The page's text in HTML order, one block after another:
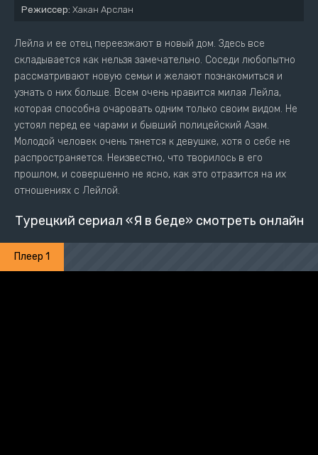
Режиссер: Хакан Арслан
Лейла и ее отец переезжают в новый дом. Здесь все
складывается как нельзя замечательно. Соседи любопытно
рассматривают новую семьи и желают познакомиться и
узнать о них больше. Всем очень нравится милая Лейла,
которая способна очаровать одним только своим видом. Не
устоял перед ее чарами и бывший полицейский Азам.
Молодой человек очень тянется к девушке, хотя о себе не
распространяется. Неизвестно, что творилось в его
прошлом, и совершенно не ясно, как это отразится на их
отношениях с Лейлой.
Турецкий сериал «Я в беде» смотреть онлайн
Плеер 1